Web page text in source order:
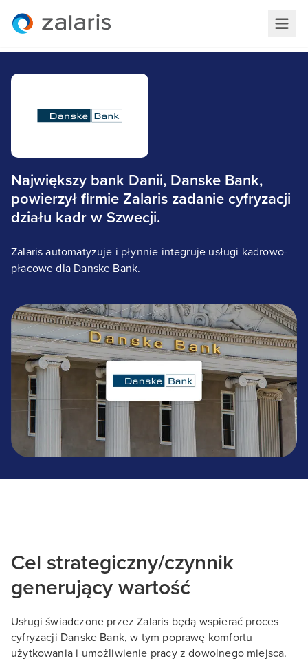
Największy bank Danii, Danske Bank,
powierzył firmie Zalaris zadanie cyfryzacji
działu kadr w Szwecji.
Zalaris automatyzuje i płynnie integruje usługi kadrowo-
płacowe dla Danske Bank.
Danske Bank
Cel strategiczny/czynnik
generujący wartość
Usługi świadczone przez Zalaris będą wspierać proces
cyfryzacji Danske Bank, w tym poprawę komfortu
użytkowania i umożliwienie pracy z dowolnego miejsca.